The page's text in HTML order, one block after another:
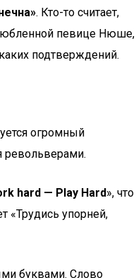
. Кто-то считает,
певице Нюше,
подтверждений.
огромный
револьверами.
hard — Play Hard», что
«Трудись упорней,
буквами. Слово